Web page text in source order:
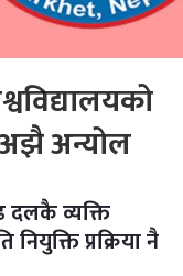
अझै अन्योल
दलकै व्यक्ति
प्रक्रिया नै